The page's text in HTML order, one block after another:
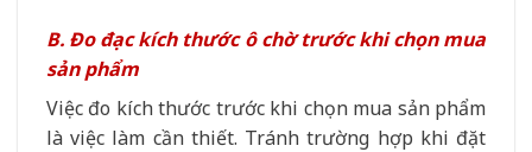
B. Đo đạc kích thước ô chờ trước khi chọn mua
sản phẩm
Việc đo kích thước trước khi chọn mua sản phẩm
là việc làm cần thiết. Tránh trường hợp khi đặt